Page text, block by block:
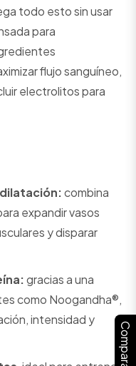
Comparar
todo esto sin usar
para
flujo sanguíneo,
electrolitos para
combina
expandir vasos
y disparar
gracias a una
como Noogandha®,
intensidad y